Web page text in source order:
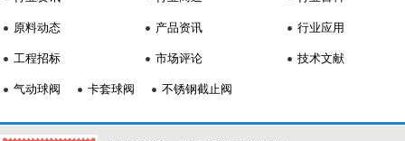
原料动态
工程招标
产品资讯
市场评论
行业应用
技术文献
气动球阀 卡套球阀 不锈钢截止阀